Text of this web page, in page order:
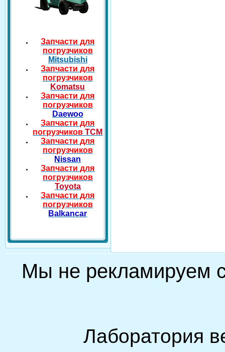
Запчасти для
погрузчиков
Mitsubishi
Запчасти для
погрузчиков
Komatsu
Запчасти для
погрузчиков
Daewoo
Запчасти для
погрузчиков TCM
Запчасти для
погрузчиков
Nissan
Запчасти для
погрузчиков
Toyota
Запчасти для
погрузчиков
Balkancar
Мы не
Лаборатория